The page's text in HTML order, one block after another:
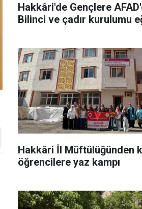
Hakkâri'de Gençlere
Bilinci ve çadır kurulumu
Hakkâri İl Müftülüğünden
öğrencilere yaz kampı